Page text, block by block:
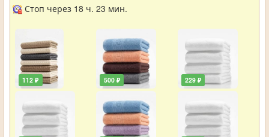
Стоп через 18 ч. 23 мин.
112 ₽ 500 ₽ 229 ₽